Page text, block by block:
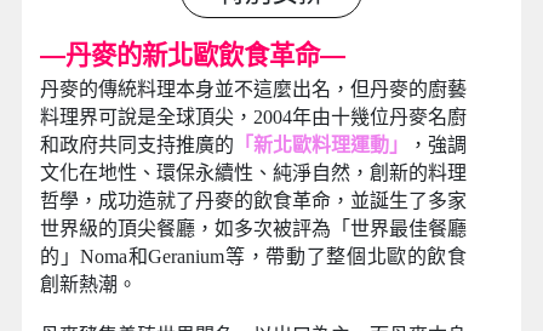
■【丹麥豐富多元的開放式教育學習場
域】